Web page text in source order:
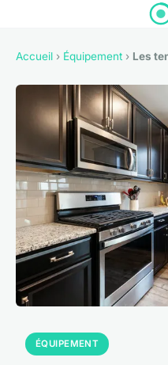
Accueil › Équipement › Les
ÉQUIPEMENT